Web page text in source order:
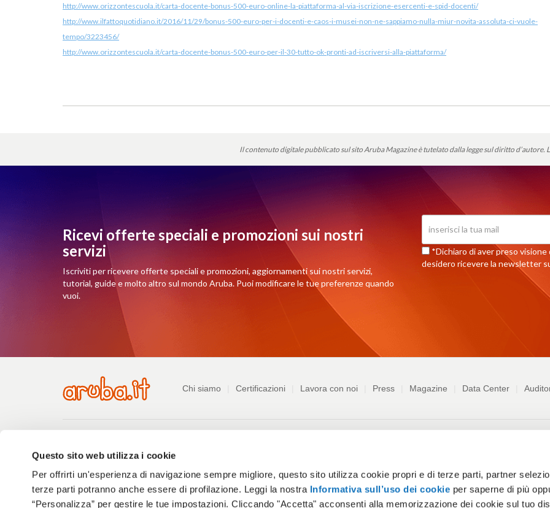
Questo sito web utilizza i cookie
Per offrirti un'esperienza di navigazione sempre migliore, questo sito utilizza cookie propri e di terze parti, partner
terze parti potranno anche essere di profilazione. Leggi la nostra Informativa sull’uso dei cookie per saperne di più
“Personalizza” per gestire le tue impostazioni. Cliccando "Accetta" acconsenti alla memorizzazione dei cookie sul tuo
http://www.orizzontescuola.it/carta-docente-bonus-500-euro-online-la-piattaforma-al-via-iscrizione-esercenti-e-spid-docenti/
http://www.ilfattoquotidiano.it/2016/11/29/bonus-500-euro-per-i-docenti-e-caos-i-musei-non-ne-sappiamo-nulla-miur-novita-assoluta-ci-vuole-
tempo/3223456/
http://www.orizzontescuola.it/carta-docente-bonus-500-euro-per-il-30-tutto-ok-pronti-ad-iscriversi-alla-piattaforma/
Il contenuto digitale pubblicato sul sito Aruba Magazine è tutelato dalla legge sul diritto d’autore.
Ricevi offerte speciali e promozioni sui nostri
servizi
Iscriviti per ricevere offerte speciali e promozioni, aggiornamenti sui nostri servizi,
tutorial, guide e molto altro sul mondo Aruba. Puoi modificare le tue preferenze quando
vuoi.
*Dichiaro di aver preso visione
desidero ricevere la newsletter
Azienda
Chi siamo Certificazioni Lavora con noi Press Magazine Data Center
Pagamenti
Informazioni
Privacy policy PDF
328
Difendersi dalle truffe Segnala abuso Informativa sull'uso dei cookie Personalizza cookie
MOGC 231